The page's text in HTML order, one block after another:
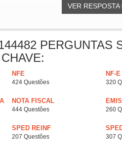
VER
PERGUNTAS
NFE
424 Questões
NF-E
320
NOTA FISCAL
444 Questões 260
SPED REINF
207 Questões 307